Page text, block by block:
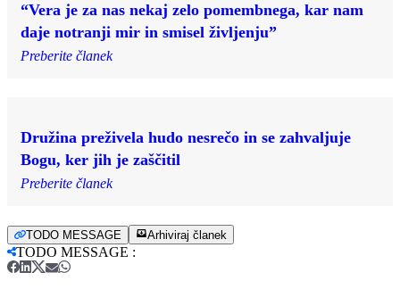
“Vera je za nas nekaj zelo pomembnega, kar nam
daje notranji mir in smisel življenju”
Preberite članek
Družina preživela hudo nesrečo in se zahvaljuje
Bogu, ker jih je zaščitil
Preberite članek
TODO MESSAGE Arhiviraj članek
TODO MESSAGE :